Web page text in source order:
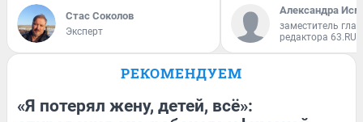
Стас Соколов
Эксперт
Александра
заместитель
редактора 63.RU
РЕКОМЕНДУЕМ
«Я потерял жену, детей, всё»: